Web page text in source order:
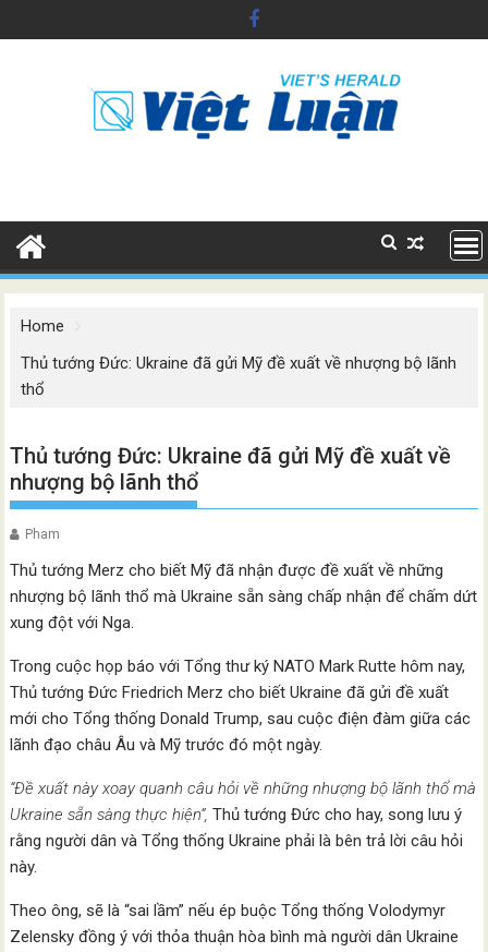
to
Home
Thủ tướng Đức: Ukraine đã gửi Mỹ đề xuất về nhượng bộ lãnh
thổ
Thủ tướng Đức: Ukraine đã gửi Mỹ đề xuất về
nhượng bộ lãnh thổ
Pham
Thủ tướng Merz cho biết Mỹ đã nhận được đề xuất về những
nhượng bộ lãnh thổ mà Ukraine sẵn sàng chấp nhận để chấm dứt
xung đột với Nga.
Trong cuộc họp báo với Tổng thư ký NATO Mark Rutte hôm nay,
Thủ tướng Đức Friedrich Merz cho biết Ukraine đã gửi đề xuất
mới cho Tổng thống Donald Trump, sau cuộc điện đàm giữa các
lãnh đạo châu Âu và Mỹ trước đó một ngày.
“Đề xuất này xoay quanh câu hỏi về những nhượng bộ lãnh thổ mà
Ukraine sẵn sàng thực hiện”, Thủ tướng Đức cho hay, song lưu ý
rằng người dân và Tổng thống Ukraine phải là bên trả lời câu hỏi
này.
Theo ông, sẽ là “sai lầm” nếu ép buộc Tổng thống Volodymyr
Zelensky đồng ý với thỏa thuận hòa bình mà người dân Ukraine